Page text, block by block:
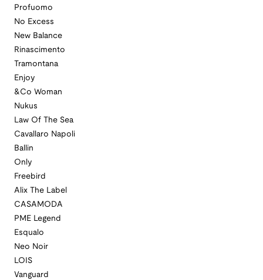
Profuomo
No Excess
New Balance
Rinascimento
Tramontana
Enjoy
&Co Woman
Nukus
Law Of The Sea
Cavallaro Napoli
Ballin
Only
Freebird
Alix The Label
CASAMODA
PME Legend
Esqualo
Neo Noir
LOIS
Vanguard